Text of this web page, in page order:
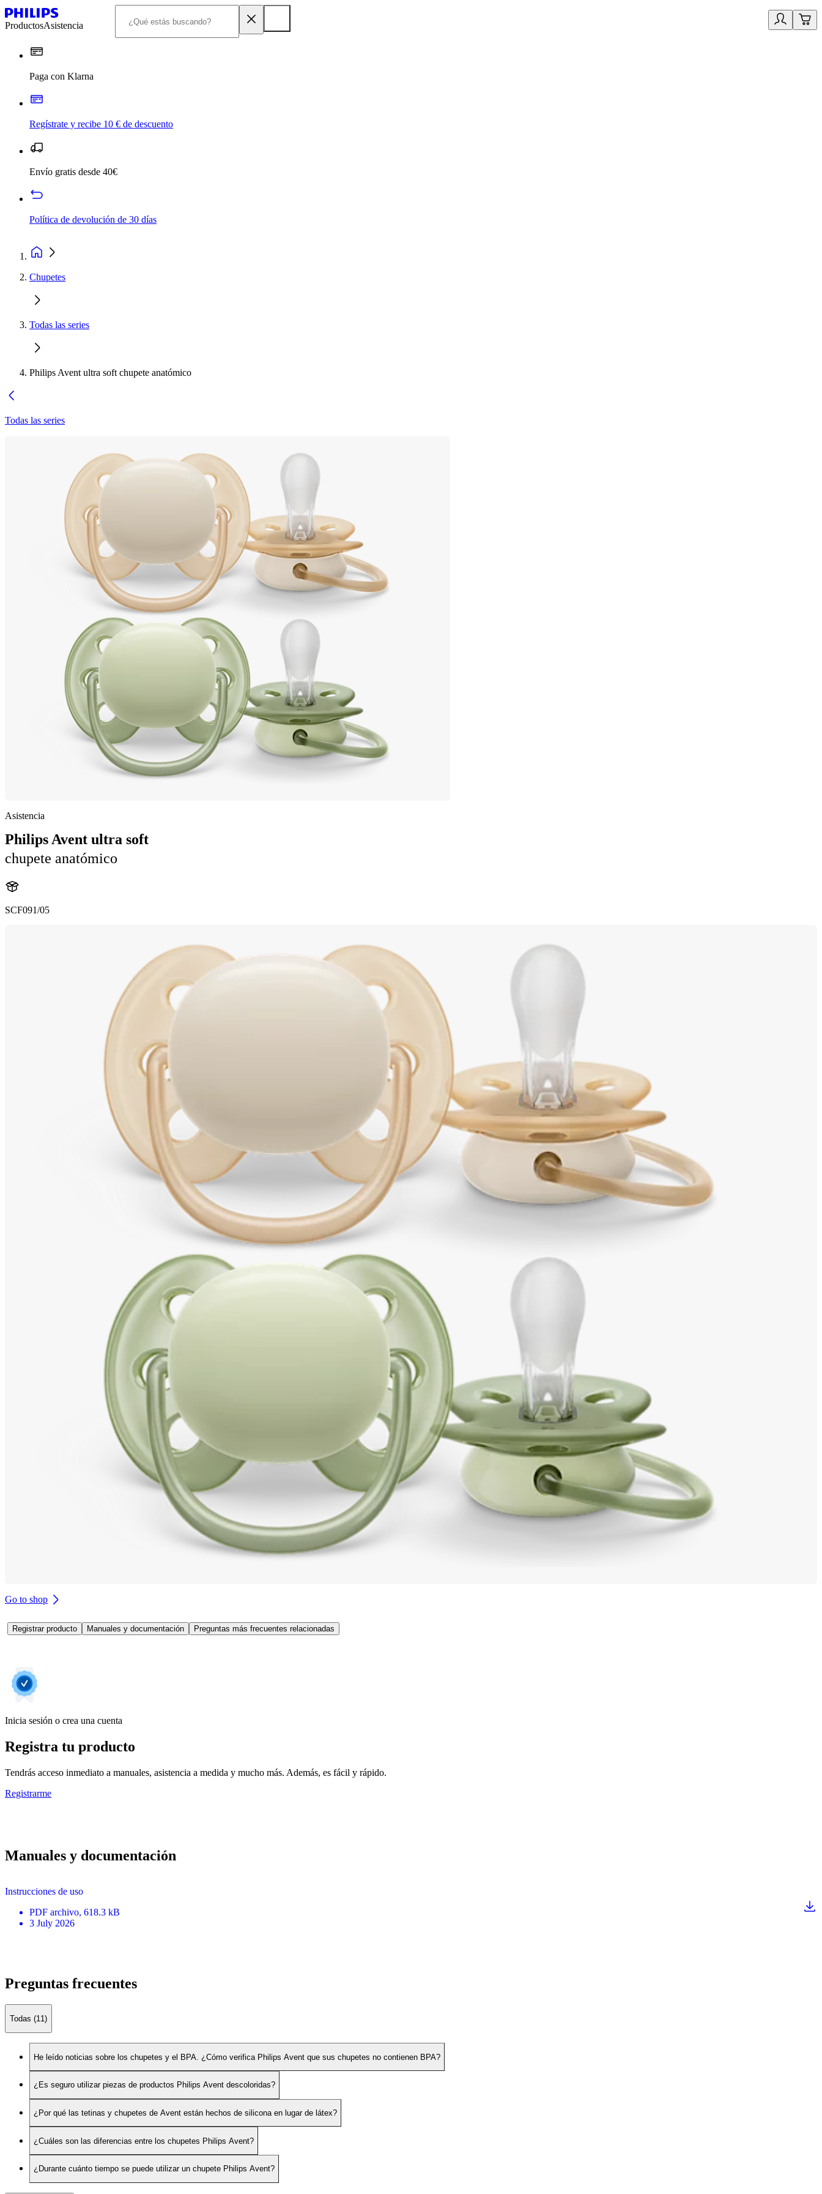
ProductosAsistencia
Paga con Klarna
Regístrate y recibe 10 € de descuento
Envío gratis desde 40€
Política de devolución de 30 días
Chupetes
Todas las series
Philips Avent ultra soft chupete anatómico
Todas las series
Asistencia
Philips Avent ultra soft
chupete anatómico
SCF091/05
Go to shop
Registrar producto Manuales y documentación Preguntas más frecuentes relacionadas
Inicia sesión o crea una cuenta
Registra tu producto
Tendrás acceso inmediato a manuales, asistencia a medida y mucho más. Además, es fácil y rápido.
Registrarme
Manuales y documentación
Instrucciones de uso
PDF archivo, 618.3 kB
3 July 2026
Preguntas frecuentes
Todas (11)
He leído noticias sobre los chupetes y el BPA. ¿Cómo verifica Philips Avent que sus chupetes no contienen BPA?
¿Es seguro utilizar piezas de productos Philips Avent descoloridas?
¿Por qué las tetinas y chupetes de Avent están hechos de silicona en lugar de látex?
¿Cuáles son las diferencias entre los chupetes Philips Avent?
¿Durante cuánto tiempo se puede utilizar un chupete Philips Avent?